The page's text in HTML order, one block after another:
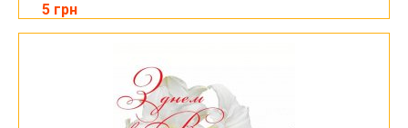
5 грн